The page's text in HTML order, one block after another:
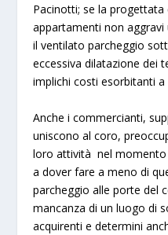
Pacinotti; se la
appartamenti non
il ventilato parcheggio
eccessiva dilatazione dei
implichi costi esorbitanti a
Anche i commercianti,
uniscono al coro,
loro attività nel momento
a dover fare a meno di
parcheggio alle porte del
mancanza di un luogo di
acquirenti e determini